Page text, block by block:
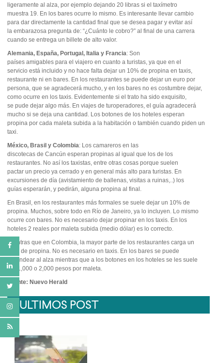
ligeramente al alza, por ejemplo dejando 20 libras si el taxímetro
muestra 19. En los bares ocurre lo mismo. Es interesante llevar cambio
para dar directamente la cantidad final que se desea pagar y evitar así
la embarazosa pregunta de: “¿Cuánto le cobro?” al final de una carrera
cuando se entrega un billete de alto valor.
Alemania, España, Portugal, Italia y Francia: Son
países amigables para el viajero en cuanto a turistas, ya que en el
servicio está incluido y no hace falta dejar un 10% de propina en taxis,
restaurante ni en bares. En los restaurantes se puede dejar un euro por
persona, que se agradecerá mucho, y en los bares no es costumbre dejar,
como ocurre en los taxis. Evidentemente si el trato ha sido exquisito,
se pude dejar algo más. En viajes de turoperadores, el guía agradecerá
mucho si se deja una cantidad. Los botones de los hoteles esperan
propina por cada maleta subida a la habitación o también cuando piden un
taxi.
México, Brasil y Colombia: Los camareros en las
discotecas de Cancún esperan propinas al igual que los de los
restaurantes. No así los taxistas, entre otras cosas porque suelen
pactar un precio ya cerrado y en general más alto para turistas. En
excursiones de día (avistamiento de ballenas, visitas a ruinas,..) los
guías esperarán, y pedirán, alguna propina al final.
En Brasil, en los restaurantes más formales se suele dejar un 10% de
propina. Muchos, sobre todo en Río de Janeiro, ya lo incluyen. Lo mismo
ocurre con bares. No es necesario dejar propinar en los taxis. En los
hoteles 2 reales por maleta subida (medio dólar) es lo correcto.
Mientras que en Colombia, la mayor parte de los restaurantes carga un
10% de propina. No es necesario en taxis. En los bares se puede
redondear al alza mientras que a los botones en los hoteles se les suele
dar 1,000 o 2,000 pesos por maleta.
Fuente: Nuevo Herald
ULTIMOS POST